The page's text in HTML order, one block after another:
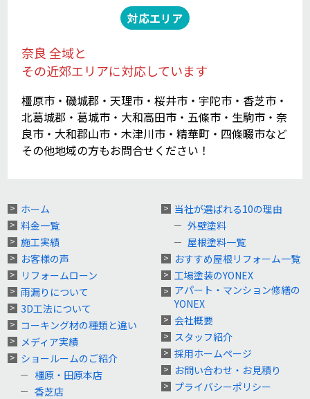
対応エリア
奈良 全域と
その近郊エリアに対応しています
橿原市・磯城郡・天理市・桜井市・宇陀市・香芝市・
北葛城郡・葛城市・大和高田市・五條市・生駒市・奈
良市・大和郡山市・木津川市・精華町・四條畷市など
その他地域の方もお問合せください！
ホーム
料金一覧
施工実績
お客様の声
リフォームローン
雨漏りについて
3D工法について
コーキング材の種類と違い
メディア実績
ショールームのご紹介
橿原・田原本店
香芝店
当社が選ばれる10の理由
外壁塗料
屋根塗料一覧
おすすめ屋根リフォーム一覧
工場塗装のYONEX
アパート・マンション修繕の
YONEX
会社概要
スタッフ紹介
採用ホームページ
お問い合わせ・お見積り
プライバシーポリシー